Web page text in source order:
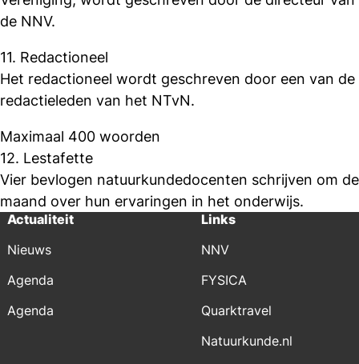
de NNV.
11. Redactioneel
Het redactioneel wordt geschreven door een van de
redactieleden van het NTvN.
Maximaal 400 woorden
12. Lestafette
Vier bevlogen natuurkundedocenten schrijven om de
maand over hun ervaringen in het onderwijs.
Actualiteit
Nieuws
Agenda
Agenda
Links
NNV
FYSICA
Quarktravel
Natuurkunde.nl